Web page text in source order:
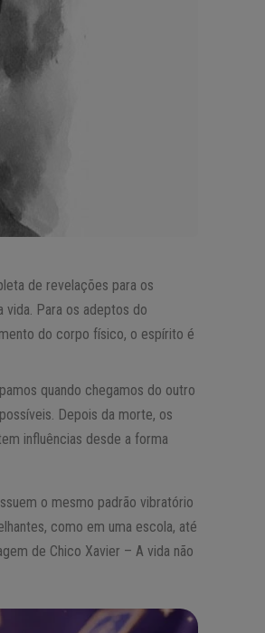
de revelações para os
Para os adeptos do
do corpo físico, o espírito é
quando chegamos do outro
Depois da morte, os
influências desde a forma
o mesmo padrão vibratório
como em uma escola, até
de Chico Xavier – A vida não